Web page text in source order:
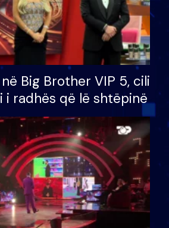
Big Brother VIP 5, cili
i radhës që lë shtëpinë